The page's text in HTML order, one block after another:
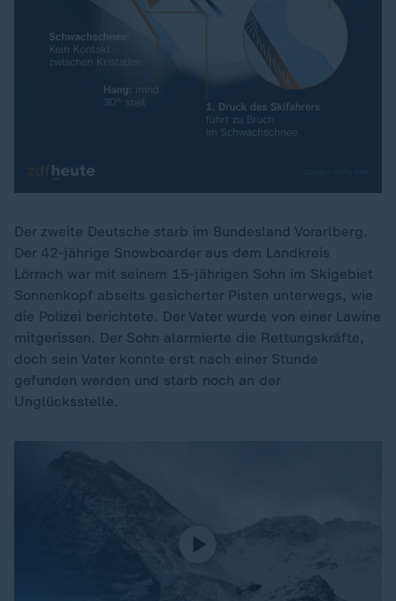
Der zweite Deutsche starb im Bundesland Vorarlberg.
Der 42-jährige Snowboarder aus dem Landkreis
Lörrach war mit seinem 15-jährigen Sohn im Skigebiet
Sonnenkopf abseits gesicherter Pisten unterwegs, wie
die Polizei berichtete. Der Vater wurde von einer Lawine
mitgerissen. Der Sohn alarmierte die Rettungskräfte,
doch sein Vater konnte erst nach einer Stunde
gefunden werden und starb noch an der
Unglücksstelle.